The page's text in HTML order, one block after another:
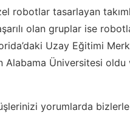
robotlar tasarlayan
olan gruplar ise
Uzay Eğitimi
Alabama Üniversitesi
yorumlarda bizlerle